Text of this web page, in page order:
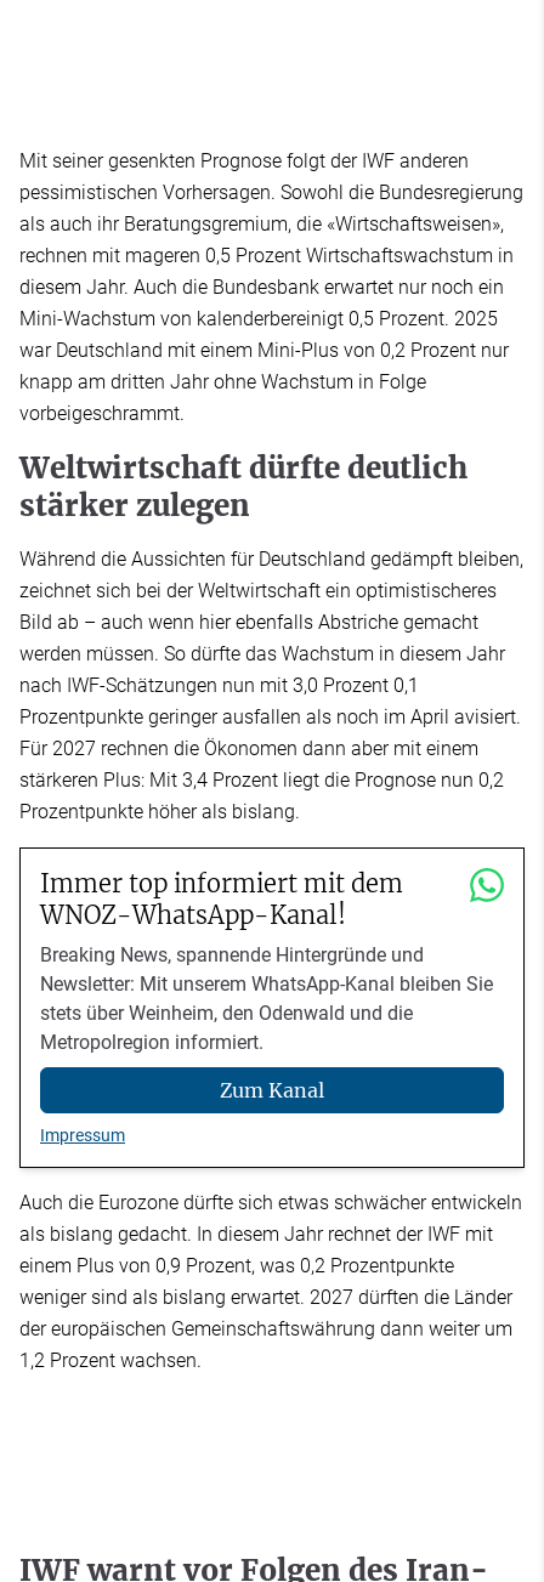
Mit seiner gesenkten Prognose folgt der IWF anderen
pessimistischen Vorhersagen. Sowohl die Bundesregierung
als auch ihr Beratungsgremium, die «Wirtschaftsweisen»,
rechnen mit mageren 0,5 Prozent Wirtschaftswachstum in
diesem Jahr. Auch die Bundesbank erwartet nur noch ein
Mini-Wachstum von kalenderbereinigt 0,5 Prozent. 2025
war Deutschland mit einem Mini-Plus von 0,2 Prozent nur
knapp am dritten Jahr ohne Wachstum in Folge
vorbeigeschrammt.
Weltwirtschaft dürfte deutlich
stärker zulegen
Während die Aussichten für Deutschland gedämpft bleiben,
zeichnet sich bei der Weltwirtschaft ein optimistischeres
Bild ab – auch wenn hier ebenfalls Abstriche gemacht
werden müssen. So dürfte das Wachstum in diesem Jahr
nach IWF-Schätzungen nun mit 3,0 Prozent 0,1
Prozentpunkte geringer ausfallen als noch im April avisiert.
Für 2027 rechnen die Ökonomen dann aber mit einem
stärkeren Plus: Mit 3,4 Prozent liegt die Prognose nun 0,2
Prozentpunkte höher als bislang.
Immer top informiert mit dem
WNOZ-WhatsApp-Kanal!
Breaking News, spannende Hintergründe und
Newsletter: Mit unserem WhatsApp-Kanal bleiben Sie
stets über Weinheim, den Odenwald und die
Metropolregion informiert.
Zum Kanal
Impressum
Auch die Eurozone dürfte sich etwas schwächer entwickeln
als bislang gedacht. In diesem Jahr rechnet der IWF mit
einem Plus von 0,9 Prozent, was 0,2 Prozentpunkte
weniger sind als bislang erwartet. 2027 dürften die Länder
der europäischen Gemeinschaftswährung dann weiter um
1,2 Prozent wachsen.
IWF warnt vor Folgen des Iran-